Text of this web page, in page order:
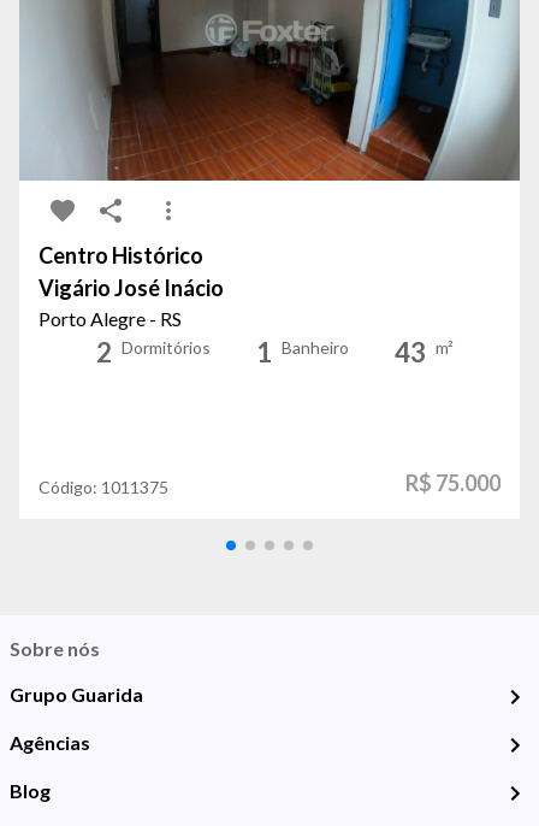
Centro Histórico
Vigário José Inácio
Porto Alegre - RS
2 Dormitórios 1 Banheiro 43 m²
Código: 1011375 R$ 75.000
Sobre nós
Grupo Guarida
Agências
Blog